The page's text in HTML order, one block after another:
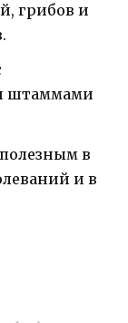
грибов и
штаммами
в
и в